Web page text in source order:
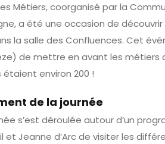
Métiers, coorganisé par la
a été une occasion de
la salle des Confluences. Cet
de mettre en avant les métiers
étaient environ 200 !
de la journée
s’est déroulée autour d’un
et Jeanne d’Arc de visiter les